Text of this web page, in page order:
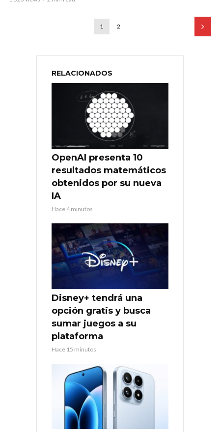
1 2
RELACIONADOS
OpenAI presenta 10
resultados matemáticos
obtenidos por su nueva
IA
Hace 4 minutos
Disney+ tendrá una
opción gratis y busca
sumar juegos a su
plataforma
Hace 15 minutos